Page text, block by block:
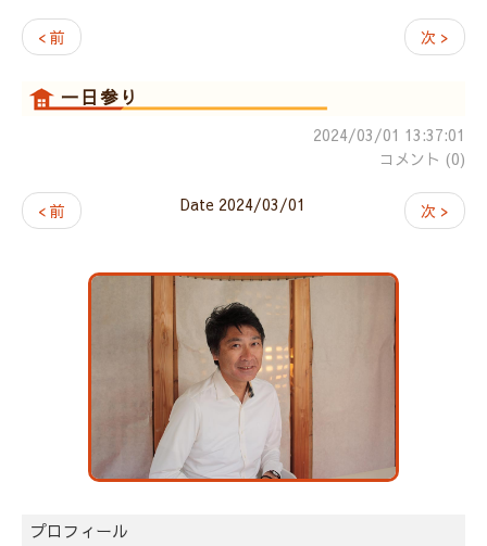
< 前 次 >
一日参り
2024/03/01 13:37:01
コメント (0)
< 前 次 >
Date 2024/03/01
プロフィール